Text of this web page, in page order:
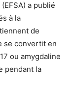
a publié
à la
de
se convertit en
ou amygdaline
pendant la